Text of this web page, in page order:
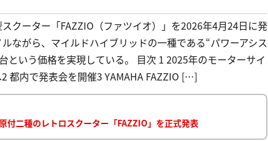
クーター「FAZZIO（ファツイオ）」を2026年4月24日に発
ながら、マイルドハイブリッドの一種である“パワーアシス
という価格を実現している。 目次 1 2025年のモーターサイ
都内で発表会を開催3 YAMAHA FAZZIO […]
付二種のレトロスクーター「FAZZIO」を正式発表